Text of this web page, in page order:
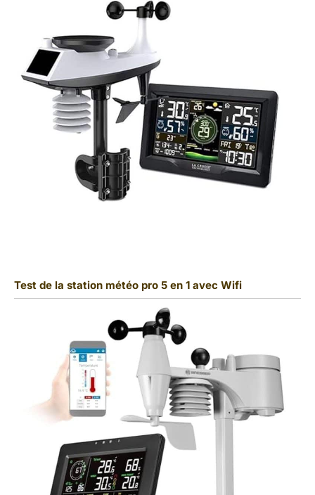
Test de la station météo pro 5 en 1 avec Wifi